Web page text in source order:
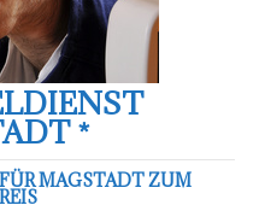
*
MAGSTADT ZUM